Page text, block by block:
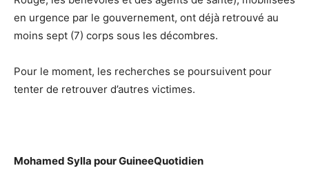
en urgence par le gouvernement, ont déjà retrouvé au
moins sept (7) corps sous les décombres.
Pour le moment, les recherches se poursuivent pour
tenter de retrouver d’autres victimes.
Mohamed Sylla pour GuineeQuotidien